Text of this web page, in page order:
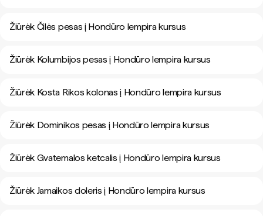
Žiūrėk Čilės pesas į Hondūro lempira kursus
Žiūrėk Kolumbijos pesas į Hondūro lempira kursus
Žiūrėk Kosta Rikos kolonas į Hondūro lempira kursus
Žiūrėk Dominikos pesas į Hondūro lempira kursus
Žiūrėk Gvatemalos ketcalis į Hondūro lempira kursus
Žiūrėk Jamaikos doleris į Hondūro lempira kursus